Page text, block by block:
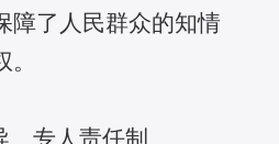
障了人民群众的知情
专人责任制